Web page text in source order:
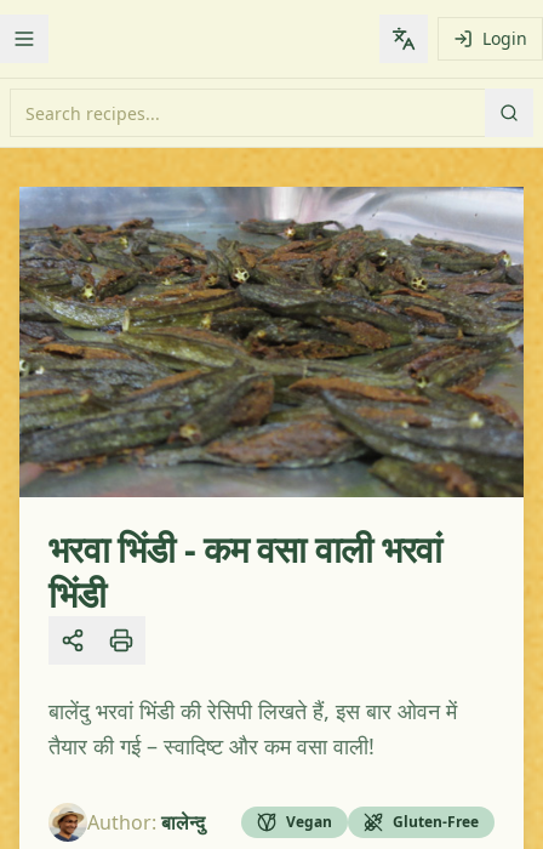
Toggle Menu Change Login
भरवा भिंडी - कम वसा वाली भरवां
भिंडी
Share
बालेंदु भरवां भिंडी की रेसिपी लिखते हैं, इस बार ओवन में
तैयार की गई – स्वादिष्ट और कम वसा वाली!
Author:बालेन्दु Vegan Gluten-Free